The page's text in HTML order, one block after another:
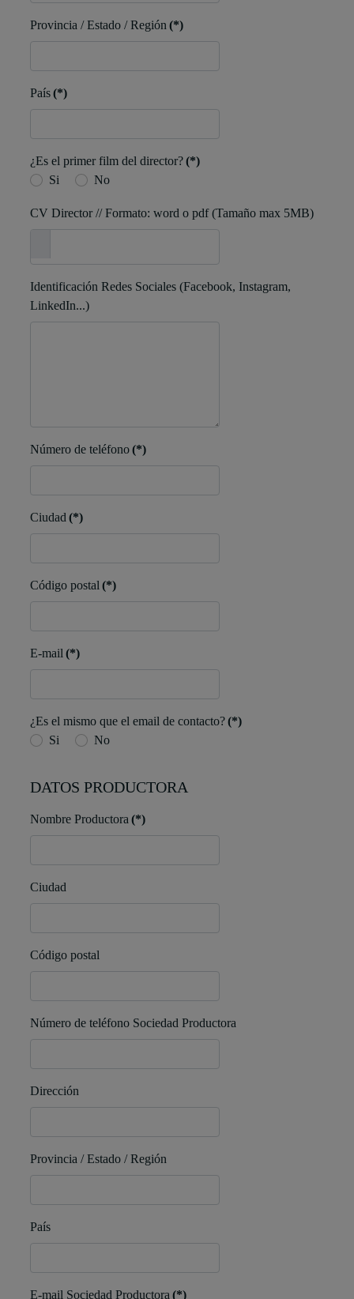
Provincia / Estado / Región (*)
País(*)
¿Es el primer film del director?(*)
Si
No
CV Director // Formato: word o pdf (Tamaño max 5MB)
Identificación Redes Sociales (Facebook, Instagram,
LinkedIn...)
Número de teléfono(*)
Ciudad (*)
Código postal (*)
E-mail (*)
¿Es el mismo que el email de contacto?(*)
Si
No
DATOS PRODUCTORA
Nombre Productora (*)
Ciudad
Código postal
Número de teléfono Sociedad Productora
Dirección
Provincia / Estado / Región
País
E-mail Sociedad Productora (*)